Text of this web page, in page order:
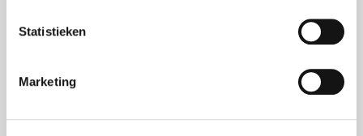
Statistieken
Marketing
6042KN Roermond
Eine Akquise als Reaktion auf diese freie Stelle